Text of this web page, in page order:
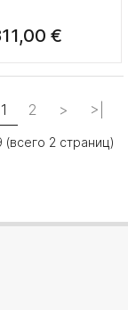
€
1 2 > >|
(всего 2 страниц)